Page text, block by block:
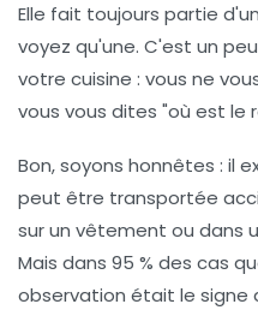
Elle fait toujours partie
voyez qu'une. C'est un
votre cuisine : vous ne
vous vous dites "où est le
Bon, soyons honnêtes : il
peut être transportée
sur un vêtement ou dans
Mais dans 95 % des cas
observation était le signe